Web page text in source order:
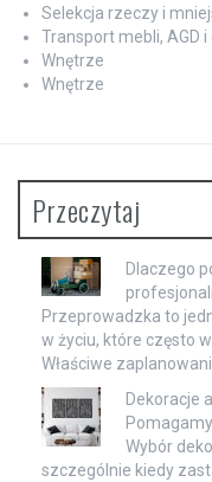
Selekcja rzeczy i
Transport mebli, AGD
Wnętrze
Wnętrze
Przeczytaj
Dlaczego
Przeprowadzka to
w życiu, które często
Właściwe
Dekoracje
Wybór
szczególnie kiedy